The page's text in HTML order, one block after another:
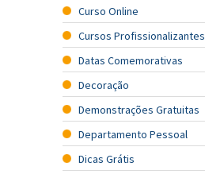
Curso Online
Cursos Profissionalizantes
Datas Comemorativas
Decoração
Demonstrações Gratuitas
Departamento Pessoal
Dicas Grátis